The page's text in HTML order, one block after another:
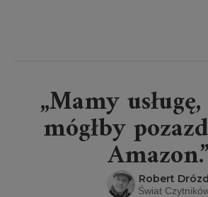
„Mamy
mógłby
Amazon.”
Robert Drózd
Świat